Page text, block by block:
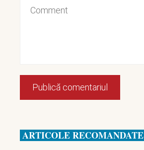
ARTICOLE RECOMANDATE